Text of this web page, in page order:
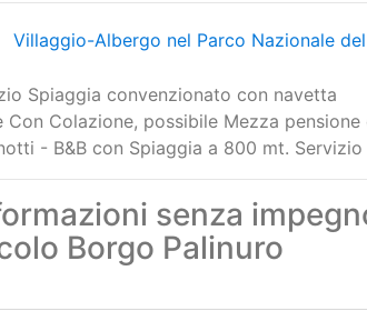
Villaggio-Albergo nel Parco Nazionale
Spiaggia convenzionato con navetta
Colazione, possibile Mezza
- B&B con Spiaggia a 800 mt. Servizio
senza
Borgo Palinuro